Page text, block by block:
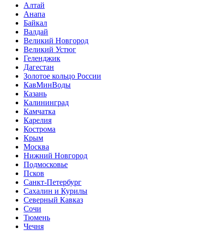
Алтай
Анапа
Байкал
Валдай
Великий Новгород
Великий Устюг
Геленджик
Дагестан
Золотое кольцо России
КавМинВоды
Казань
Калининград
Камчатка
Карелия
Кострома
Крым
Москва
Нижний Новгород
Подмосковье
Псков
Санкт-Петербург
Сахалин и Курилы
Северный Кавказ
Сочи
Тюмень
Чечня